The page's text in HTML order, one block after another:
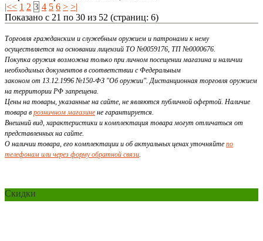
|<< 1 2 3 4 5 6 > >|
Показано с 21 по 30 из 52 (страниц: 6)
Торговля гражданским и служебным оружием и патронами к нему
осуществляется на основании лицензий ТО №0059176, ТП №0000676.
Покупка оружия возможна только при личном посещении магазина и наличии
необходимых документов в соответствии с Федеральным
законом от 13.12.1996 №150-ФЗ "Об оружии". Дистанционная торговля оружием
на территории РФ запрещена.
Цены на товары, указанные на сайте, не являются публичной офертой. Наличие
товара в розничном магазине не гарантируется.
Внешний вид, характеристики и комплектация товара могут отличаться от
представленных на сайте.
О наличии товара, его комплектации и об актуальных ценах уточняйте по
телефонам или через форму обратной связи.
Скидки